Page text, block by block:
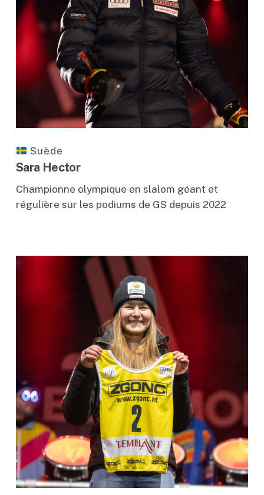
Suède
Sara Hector
Championne olympique en slalom géant et
régulière sur les podiums de GS depuis 2022